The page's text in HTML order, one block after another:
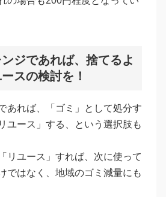
ジであれば、捨てるよ
スの検討を！
あれば、「ゴミ」として処分す
ユース」する、という選択肢も
リユース」すれば、次に使って
ではなく、地域のゴミ減量にも